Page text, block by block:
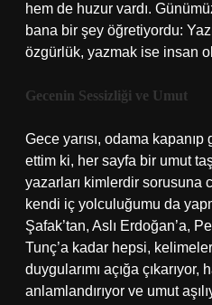
hem de huzur vardı.
bana bir şey öğretiyordu:
özgürlük, yazmak ise insan
Gecenin Sessizliği ve Umut
Gece yarısı, odama
ettim ki, her sayfa bir umut
yazarları kimlerdir sorusuna
kendi iç yolculuğumu da
Şafak’tan, Aslı Erdoğan’a,
Tunç’a kadar hepsi,
duygularımı açığa çıkarıyor,
anlamlandırıyor ve umut